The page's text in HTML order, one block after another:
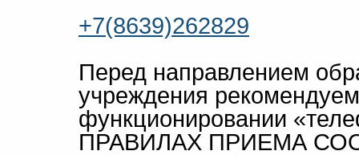
+7(8639)262829
Перед направлением
учреждения
функционировании
ПРАВИЛАХ ПРИЕМА